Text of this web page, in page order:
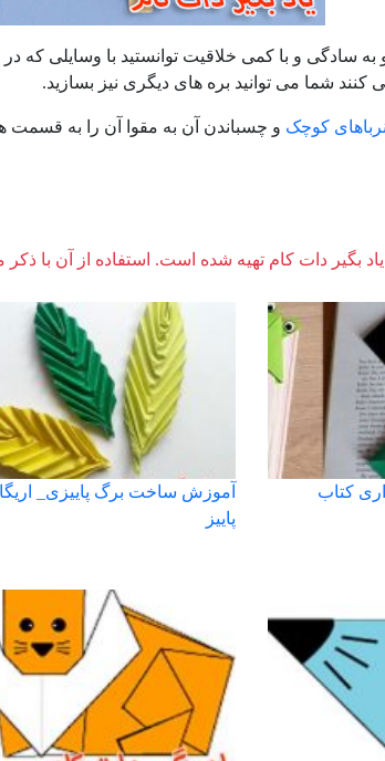
به سادگی و با کمی خلاقیت توانستید با وسایلی که
کنند شما می توانید بره های دیگری نیز بسازید.
کوچک و چسباندن آن به مقوا آن را به قسمت
بگیر دات کام تهیه شده است. استفاده از آن با
کتاب
آموزش ساخت برگ پاییزی_
پاییز